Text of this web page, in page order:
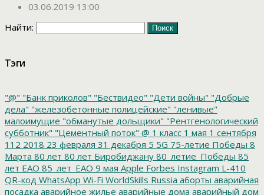
03.06.2019 13:00
Найти:
Тэги
"@" "Банк приколов" "Бествидео" "Дети войны" "Добрые
дела" "железобетонные полицейские" "ленивые"
малоимущие "обманутые дольщики" "Рентгенологический
субботник" "Цементный поток" @ 1 класс 1 мая 1 сентября
112 2018 23 февраля 31 декабря 5 5G 75-летие Победы 8
Марта 80 лет 80 лет Биробиджану 80_летие_Победы 85
лет ЕАО 85_лет_ЕАО 9 мая Apple Forbes Instagram L-410
QR-код WhatsApp Wi-Fi WorldSkills Russia аборты аварийная
посадка аварийное жилье аварийные дома аварийный дом